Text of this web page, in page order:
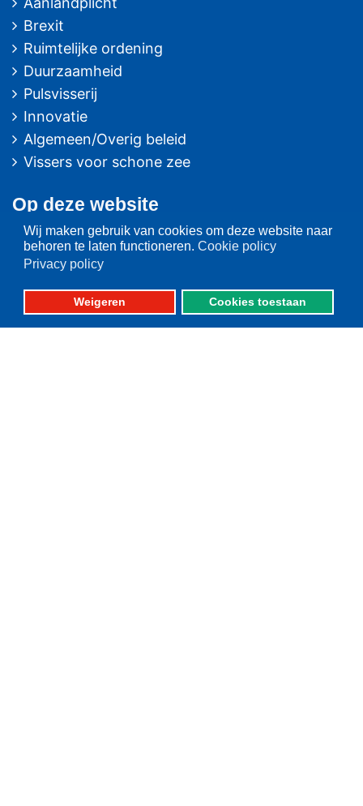
Wij maken gebruik van cookies om deze website naar
behoren te laten functioneren. Cookie policy
Privacy policy
Weigeren Cookies toestaan
Brexit
Ruimtelijke ordening
Duurzaamheid
Pulsvisserij
Innovatie
Algemeen/Overig beleid
Vissers voor schone zee
Op deze website
Over VisNed
PO's
Contact
Nieuwsarchief